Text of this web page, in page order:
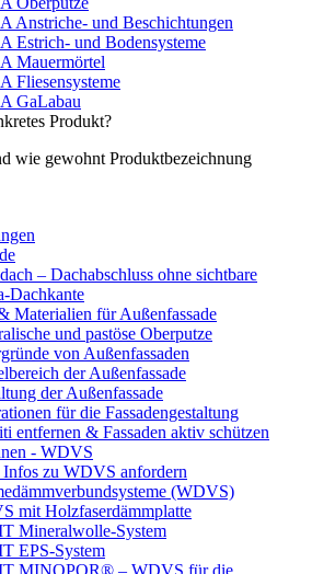
Anstriche- und Beschichtungen
Estrich- und Bodensysteme
Mauermörtel
Fliesensysteme
GaLabau
Produkt?
wie gewohnt Produktbezeichnung
– Dachabschluss ohne sichtbare
Dachkante
Materialien für Außenfassade
und pastöse Oberputze
von Außenfassaden
der Außenfassade
der Außenfassade
für die Fassadengestaltung
entfernen & Fassaden aktiv schützen
- WDVS
zu WDVS anfordern
(WDVS)
mit Holzfaserdämmplatte
Mineralwolle-System
EPS-System